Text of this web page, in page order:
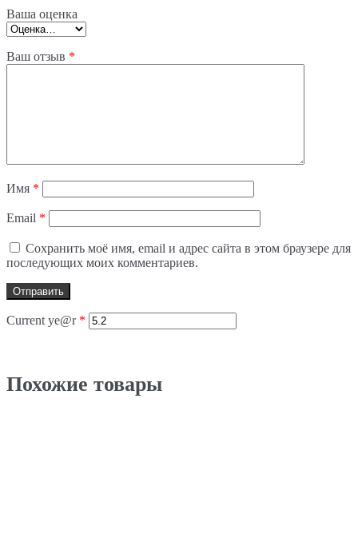
Ваша оценка
Ваш отзыв *
Имя *
Email *
Сохранить моё имя, email и адрес сайта в этом браузере для
последующих моих комментариев.
Current ye@r *
Похожие товары